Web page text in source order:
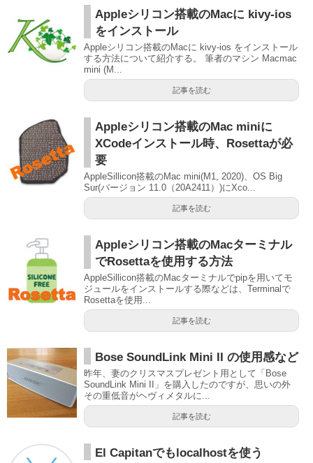
Appleシリコン搭載のMacに kivy-ios
をインストール
Appleシリコン搭載のMacに kivy-ios をインストール
する方法について紹介する。 筆者のマシン Macmac
mini (M...
記事を読む
Appleシリコン搭載のMac miniに
XCodeインストール時、Rosettaが必
要
AppleSillicon搭載のMac mini(M1, 2020)、OS Big
Sur(バージョン 11.0（20A2411）)にXco...
記事を読む
Appleシリコン搭載のMacターミナル
でRosettaを使用する方法
AppleSillicon搭載のMacターミナルでpipを用いてモ
ジュールをインストールする際などは、Terminalで
Rosettaを使用...
記事を読む
Bose SoundLink Mini II の使用感など
昨年、妻のクリスマスプレゼント用として「Bose
SoundLink Mini II」を購入したのですが、思いの外
その重低音がヘヴィメタルに...
記事を読む
El Capitanでもlocalhostを使う